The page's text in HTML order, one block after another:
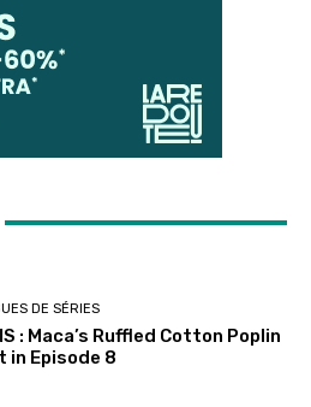
DE SÉRIES
: Maca’s Ruffled Cotton Poplin
in Episode 8